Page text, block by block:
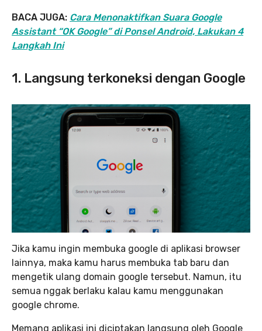
BACA JUGA: Cara Menonaktifkan Suara Google
Assistant “OK Google” di Ponsel Android, Lakukan 4
Langkah Ini
1. Langsung terkoneksi dengan Google
Jika kamu ingin membuka google di aplikasi browser
lainnya, maka kamu harus membuka tab baru dan
mengetik ulang domain google tersebut. Namun, itu
semua nggak berlaku kalau kamu menggunakan
google chrome.
Memang aplikasi ini diciptakan langsung oleh Google